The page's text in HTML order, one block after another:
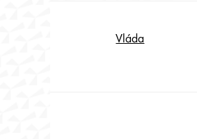
Vláda